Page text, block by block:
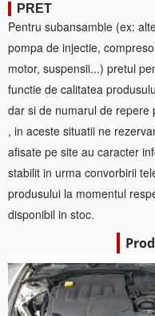
PRET
Pentru subansamble (ex:
pompa de injectie,
motor, suspensii...) pretul
functie de calitatea
dar si de numarul de repere
, in aceste situatii ne
afisate pe site au caracter
stabilit in urma convorbirii
produsului la momentul
disponibil in stoc.